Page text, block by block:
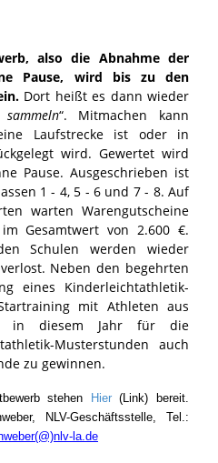
also die Abnahme der
Pause, wird bis zu den
Dort heißt es dann wieder
“. Mitmachen kann
Laufstrecke ist oder in
wird. Gewertet wird
Pause. Ausgeschrieben ist
1 - 4, 5 - 6 und 7 - 8. Auf
warten Warengutscheine
Gesamtwert von 2.600 €.
Schulen werden wieder
Neben den begehrten
eines Kinderleichtathletik-
mit Athleten aus
in diesem Jahr für die
Musterstunden auch
zu gewinnen.
stehen Hier (Link) bereit.
NLV-Geschäftsstelle, Tel.:
la.de